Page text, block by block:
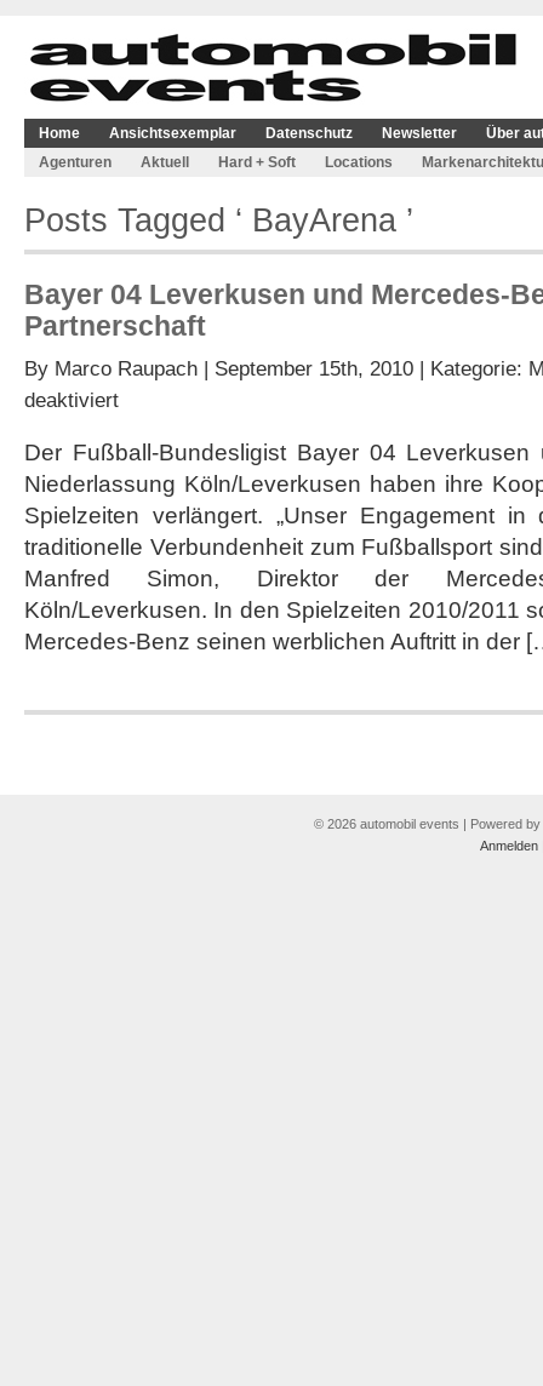
Home Ansichtsexemplar Datenschutz Newsletter
Über
Agenturen
Aktuell Hard + Soft Locations
Posts Tagged ‘ BayArena ’
Bayer 04 Leverkusen und Mercedes-
Partnerschaft
By Marco Raupach | September 15th, 2010 | Kategorie:
deaktiviertfür
Leverkusen
und
Benz
verlängern
Partnerschaft
Der Fußball-Bundesligist Bayer 04
Niederlassung Köln/Leverkusen haben ihre
Spielzeiten verlängert. „Unser Engagement
traditionelle Verbundenheit zum Fußballsport
Manfred Simon, Direktor der
Köln/Leverkusen. In den Spielzeiten 2010/2011
Mercedes-Benz seinen werblichen Auftritt in der
© 2026 automobil events | Powered by
Anmelden|